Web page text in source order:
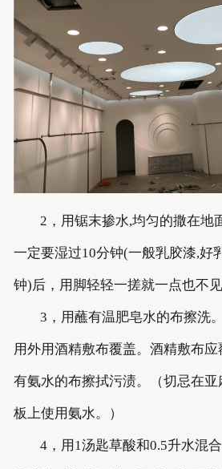
2，用锯末掺水,均匀的撒在地
一定要湿过10分钟(一般乳胶漆,好
钟)后，用脚轻轻一搓就一点也不见
3，用蘸有温肥皂水的布擦洗
用外用酒精敷布覆盖。酒精敷布
有氨水的布擦拭污渍。（切忌在
板上使用氨水。）
4，用1汤匙草酸和0.5升水混